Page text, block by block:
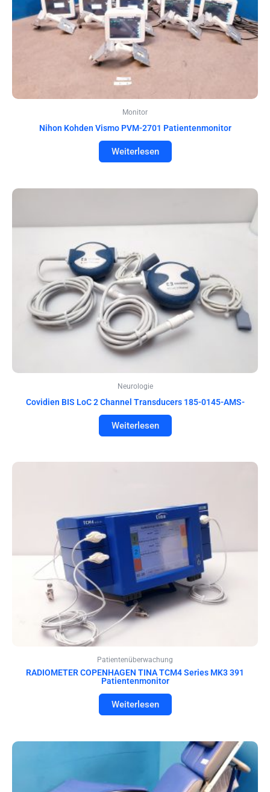
Monitor
Nihon Kohden Vismo PVM-2701 Patientenmonitor
Weiterlesen
Neurologie
Covidien BIS LoC 2 Channel Transducers 185-0145-AMS-
Weiterlesen
Patientenüberwachung
RADIOMETER COPENHAGEN TINA TCM4 Series MK3 391
Patientenmonitor
Weiterlesen